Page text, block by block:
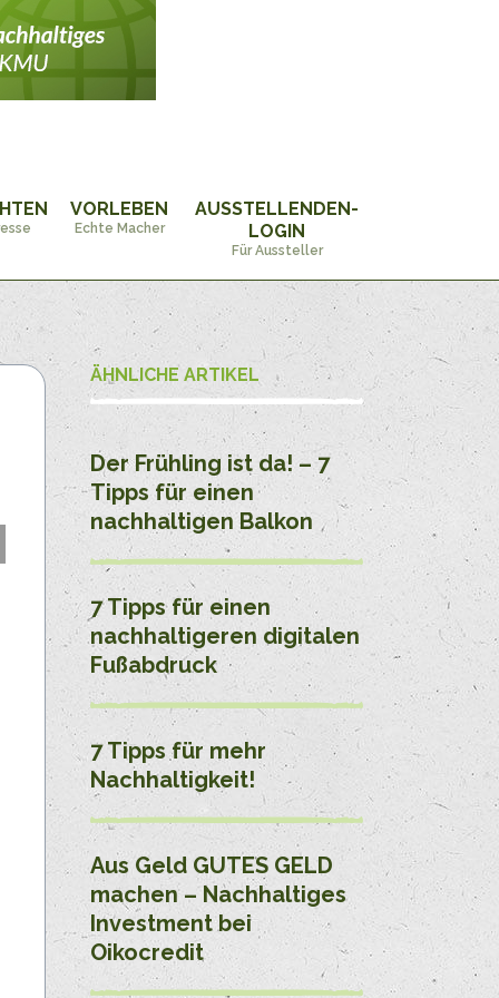
VORLEBEN
Echte Macher
AUSSTELLENDEN-
LOGIN
Für Aussteller
ÄHNLICHE ARTIKEL
Der Frühling ist da! – 7
Tipps für einen
nachhaltigen Balkon
7 Tipps für einen
nachhaltigeren digitalen
Fußabdruck
7 Tipps für mehr
Nachhaltigkeit!
Aus Geld GUTES GELD
machen – Nachhaltiges
Investment bei
Oikocredit